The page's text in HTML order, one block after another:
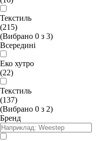
Текстиль
(215)
(Вибрано 0 з 3)
Всередині
Еко хутро
(22)
Текстиль
(137)
(Вибрано 0 з 2)
Бренд